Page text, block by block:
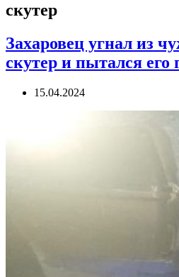
скутер
Захаровец угнал из
скутер и пытался его
15.04.2024